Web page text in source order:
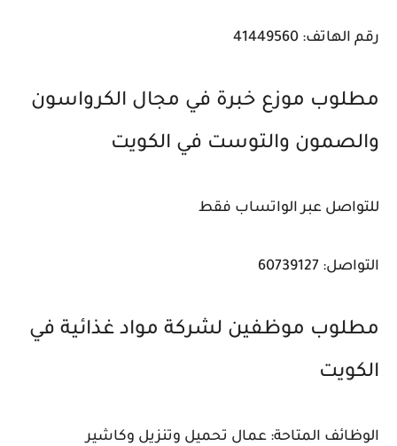
رقم الهاتف: 41449560
مطلوب موزع خبرة في مجال الكرواسون
والصمون والتوست في الكويت
للتواصل عبر الواتساب فقط
التواصل: 60739127
مطلوب موظفين لشركة مواد غذائية في
الكويت
الوظائف المتاحة: عمال تحميل وتنزيل وكاشير